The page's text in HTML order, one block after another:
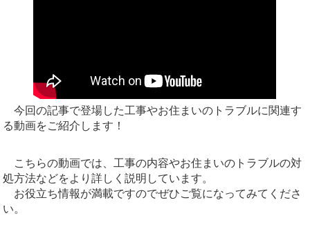
今回の記事で登場した工事やお住まいのトラブルに関連す
る動画をご紹介します！
こちらの動画では、工事の内容やお住まいのトラブルの対
処方法などをより詳しく説明しています。
お役立ち情報が満載ですのでぜひご覧になってみてくださ
い。